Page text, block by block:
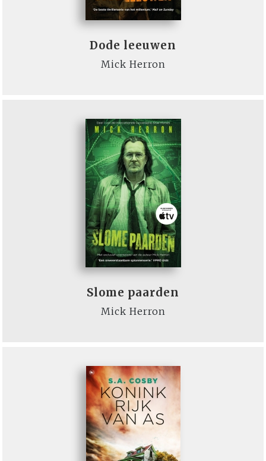
Dode leeuwen
Mick Herron
Slome paarden
Mick Herron